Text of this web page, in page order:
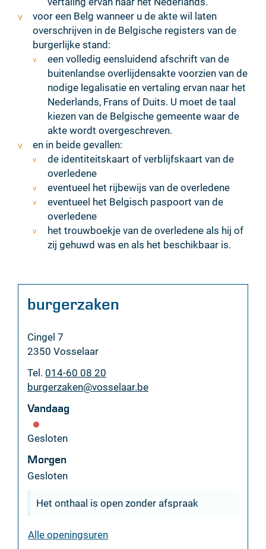
voor een Belg wanneer u de akte wil laten
overschrijven in de Belgische registers van de
burgerlijke stand:
een volledig eensluidend afschrift van de
buitenlandse overlijdensakte voorzien van de
nodige legalisatie en vertaling ervan naar het
Nederlands, Frans of Duits. U moet de taal
kiezen van de Belgische gemeente waar de
akte wordt overgeschreven.
en in beide gevallen:
de identiteitskaart of verblijfskaart van de
overledene
eventueel het rijbewijs van de overledene
eventueel het Belgisch paspoort van de
overledene
het trouwboekje van de overledene als hij of
zij gehuwd was en als het beschikbaar is.
Contact
burgerzaken
Adres
Cingel 7
,2350 Vosselaar
Tel. 014-60 08 20
E-
burgerzaken@vosselaar.be
Vandaag
Gesloten
Morgen
Gesloten
Het onthaal is open zonder afspraak
Alle openingsurenburgerzaken